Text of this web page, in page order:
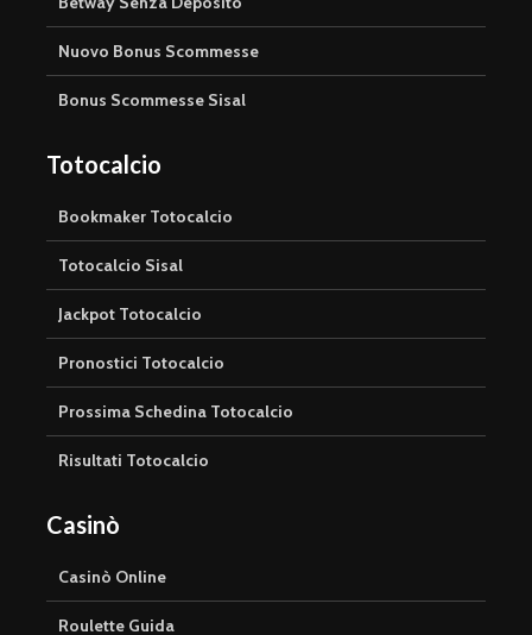
Nuovo Bonus Scommesse
Bonus Scommesse Sisal
Totocalcio
Bookmaker Totocalcio
Totocalcio Sisal
Jackpot Totocalcio
Pronostici Totocalcio
Prossima Schedina Totocalcio
Risultati Totocalcio
Casinò
Casinò Online
Roulette Guida